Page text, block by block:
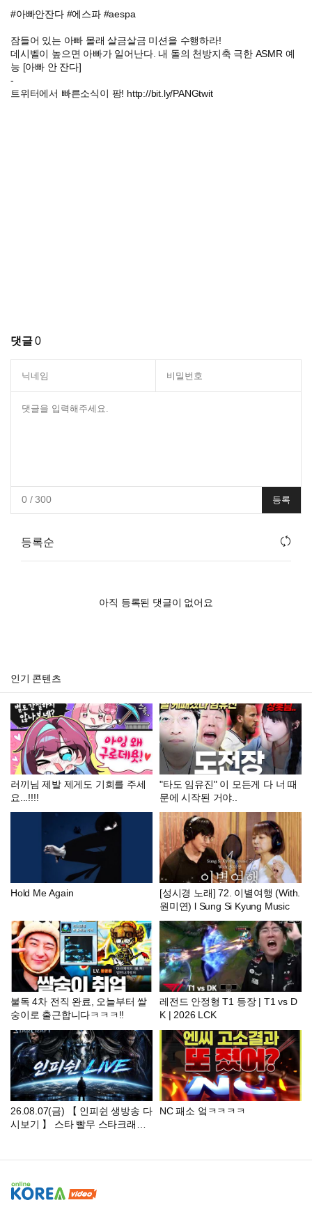
#아빠안잔다 #에스파 #aespa
잠들어 있는 아빠 몰래 살금살금 미션을 수행하라!
데시벨이 높으면 아빠가 일어난다. 내 돌의 천방지축 극한 ASMR 예
능 [아빠 안 잔다]
-
트위터에서 빠른소식이 팡! http://bit.ly/PANGtwit
댓글0
0/ 300 등록
등록순
아직 등록된 댓글이 없어요
인기 콘텐츠
러끼님 제발 제게도 기회를 주세
요...!!!!
"타도 임유진" 이 모든게 다 너 때
문에 시작된 거야..
Hold Me Again
[성시경 노래] 72. 이별여행 (With.
원미연) l Sung Si Kyung Music
불독 4차 전직 완료, 오늘부터 쌀
숭이로 출근합니다ㅋㅋㅋ!!
레전드 안정형 T1 등장 | T1 vs D
K | 2026 LCK
26.08.07(금) 【 인피쉰 생방송 다
시보기 】 스타 빨무 스타크래프
NC 패소 엌ㅋㅋㅋㅋ